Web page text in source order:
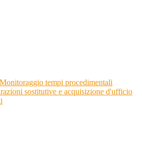
Monitoraggio tempi procedimentali
sostitutive e acquisizione d'ufficio